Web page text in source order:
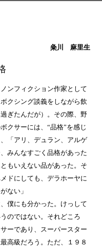
粂川 麻里生
ンフィクション作家として
クシング談義をしながら飲
ぎたんだが）。その際、野
クサーには、“品格”を感じ
「アリ、デュラン、アルゲ
みんなすごく品格があった
もいえない品があった。そ
ドにしても、デラホーヤに
ない」
にも分かった。けっして
のではない。それどころ
ーであり、スーパースター
高級だろう。ただ、１９８